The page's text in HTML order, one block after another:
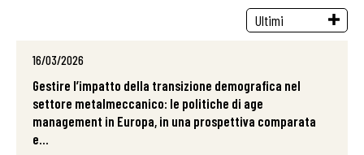
16/03/2026
Gestire l’impatto della transizione demografica nel
settore metalmeccanico: le politiche di age
management in Europa, in una prospettiva comparata
e...